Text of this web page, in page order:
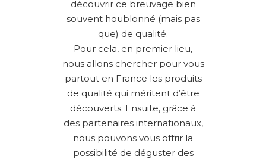
découvrir ce breuvage bien
souvent houblonné (mais pas
que) de qualité.
Pour cela, en premier lieu,
nous allons chercher pour vous
partout en France les produits
de qualité qui méritent d’être
découverts. Ensuite, grâce à
des partenaires internationaux,
nous pouvons vous offrir la
possibilité de déguster des